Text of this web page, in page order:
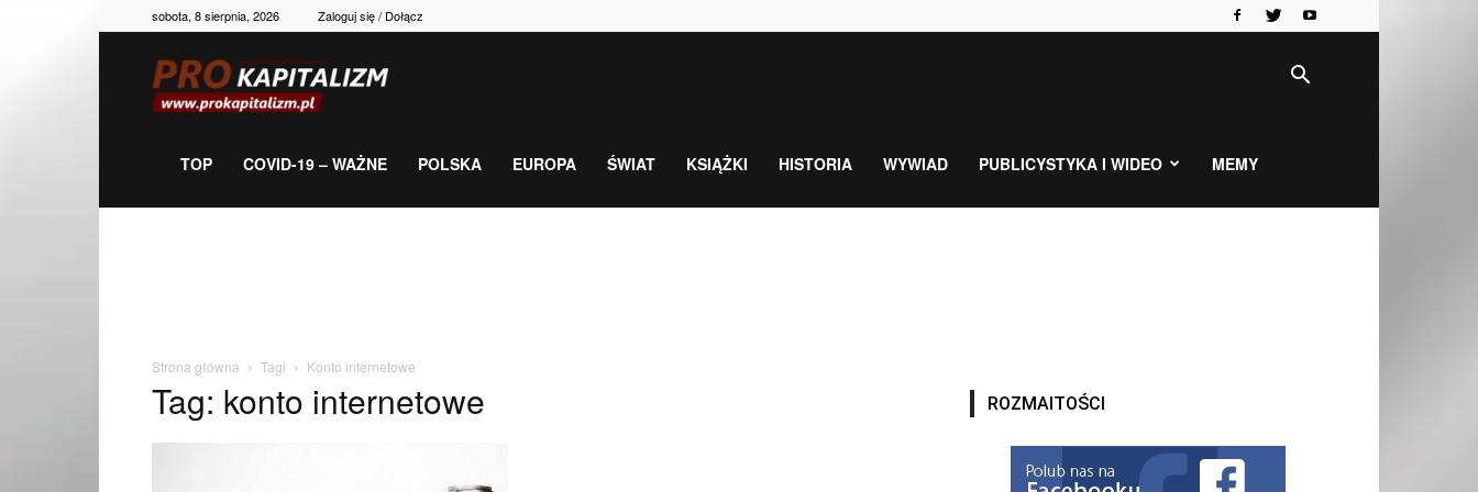
sobota, 8 sierpnia, 2026 Zaloguj się / Dołącz
gospodarka,
TOP COVID-19 – WAŻNE POLSKA EUROPA ŚWIAT KSIĄŻKI HISTORIA WYWIAD PUBLICYSTYKA I WIDEO MEMY
Strona główna Tagi Konto internetowe
Tag: konto internetowe ROZMAITOŚCI